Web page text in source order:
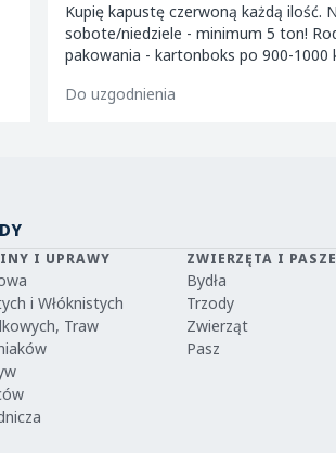
Kupię kapustę czerwoną każdą ilość. Na
sobote/niedziele - minimum 5 ton! Rodzaj
pakowania - kartonboks po 900-1000
Do uzgodnienia
I UPRAWY
i Włóknistych
Traw
ZWIERZĘTA I PASZE
Bydła
Trzody
Zwierząt
Pasz